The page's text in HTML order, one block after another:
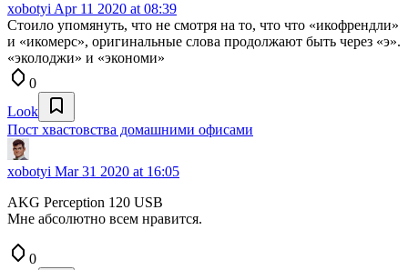
xobotyi Apr 11 2020 at 08:39
Стоило упомянуть, что не смотря на то, что что «икофрендли»
и «икомерс», оригинальные слова продолжают быть через «э».
«эколоджи» и «экономи»
0
Look
Пост хвастовства домашними офисами
xobotyi Mar 31 2020 at 16:05
AKG Perception 120 USB
Мне абсолютно всем нравится.
0